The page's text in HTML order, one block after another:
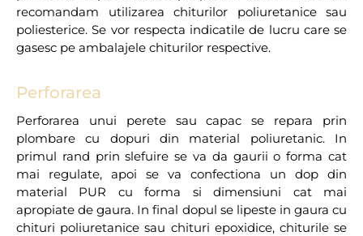
recomandam utilizarea chiturilor poliuretanice sau
poliesterice. Se vor respecta indicatile de lucru care se
gasesc pe ambalajele chiturilor respective.
Perforarea
Perforarea unui perete sau capac se repara prin
plombare cu dopuri din material poliuretanic. In
primul rand prin slefuire se va da gaurii o forma cat
mai regulate, apoi se va confectiona un dop din
material PUR cu forma si dimensiuni cat mai
apropiate de gaura. In final dopul se lipeste in gaura cu
chituri poliuretanice sau chituri epoxidice, chiturile se